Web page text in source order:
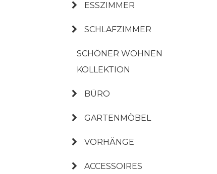
ESSZIMMER
SCHLAFZIMMER
SCHÖNER WOHNEN
KOLLEKTION
BÜRO
GARTENMÖBEL
VORHÄNGE
ACCESSOIRES